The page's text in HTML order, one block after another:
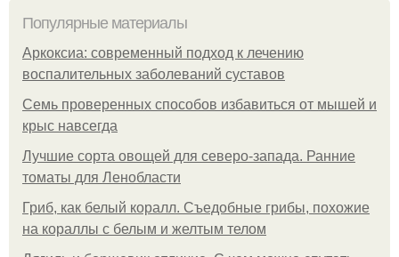
Популярные материалы
Аркоксиа: современный подход к лечению
воспалительных заболеваний суставов
Семь проверенных способов избавиться от мышей и
крыс навсегда
Лучшие сорта овощей для северо-запада. Ранние
томаты для Ленобласти
Гриб, как белый коралл. Съедобные грибы, похожие
на кораллы с белым и желтым телом